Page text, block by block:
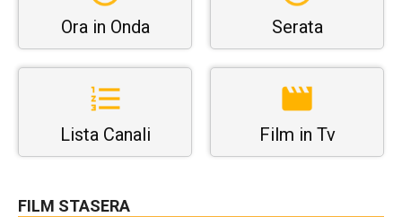
Ora in Onda Serata
Lista Canali Film in Tv
FILM STASERA